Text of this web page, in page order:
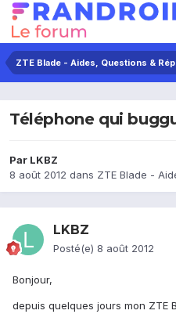
ZTE Blade - Aides, Questions &
Téléphone qui
Par LKBZ
8 août 2012 dans ZTE Blade -
LKBZ
Posté(e) 8 août 2012
Bonjour,
depuis quelques jours mon ZTE